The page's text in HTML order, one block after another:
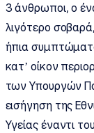
3 άνθρωποι, ο
λιγότερο
ήπια
κατ’ οίκον
των Υπουργών
εισήγηση της
Υγείας έναντι